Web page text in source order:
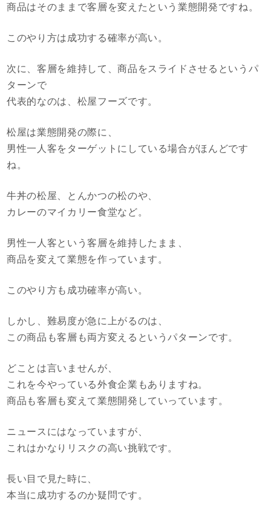
商品はそのままで客層を変えたという業態開発ですね。
このやり方は成功する確率が高い。
次に、客層を維持して、商品をスライドさせるというパ
ターンで
代表的なのは、松屋フーズです。
松屋は業態開発の際に、
男性一人客をターゲットにしている場合がほんどです
ね。
牛丼の松屋、とんかつの松のや、
カレーのマイカリー食堂など。
男性一人客という客層を維持したまま、
商品を変えて業態を作っています。
このやり方も成功確率が高い。
しかし、難易度が急に上がるのは、
この商品も客層も両方変えるというパターンです。
どことは言いませんが、
これを今やっている外食企業もありますね。
商品も客層も変えて業態開発していっています。
ニュースにはなっていますが、
これはかなりリスクの高い挑戦です。
長い目で見た時に、
本当に成功するのか疑問です。